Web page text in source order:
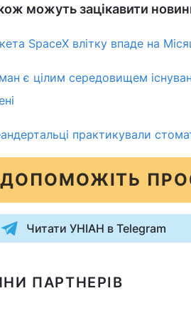
можуть зацікавити
SpaceX влітку впаде на
є цілим середовищем
практикували
ДОПОМОЖІТЬ
Читати УНІАН в Telegram
ПАРТНЕРІВ